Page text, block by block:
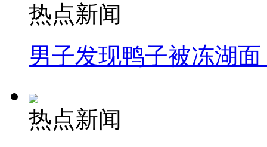
热点新闻
男子发现鸭子被冻湖
热点新闻